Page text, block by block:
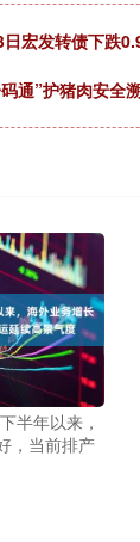
宏发转债下跌
通”护猪肉安全
半年以来，
，当前排产